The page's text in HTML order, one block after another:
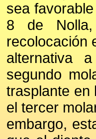
sea
8 de
recolocación
alternativa
segundo
trasplante en
el tercer
embargo,